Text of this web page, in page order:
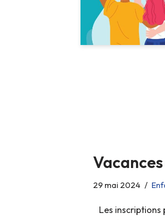
29 mai 2024
Les inscriptions